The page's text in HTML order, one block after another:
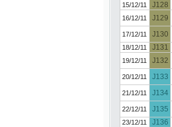
15/12/11 J128
16/12/11
J129
17/12/11 J130
18/12/11
J131
19/12/11
J132
20/12/11 J133
21/12/11 J134
22/12/11 J135
23/12/11
J136